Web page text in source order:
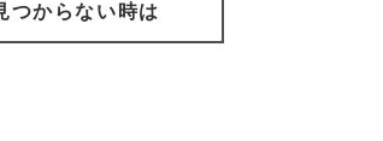
つからない時は